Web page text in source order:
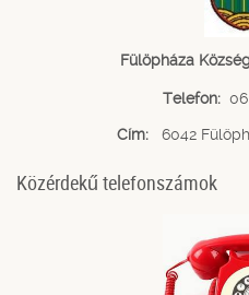
Fülöpháza
Telefon:
Cím: 6042
Közérdekű telefonszámok